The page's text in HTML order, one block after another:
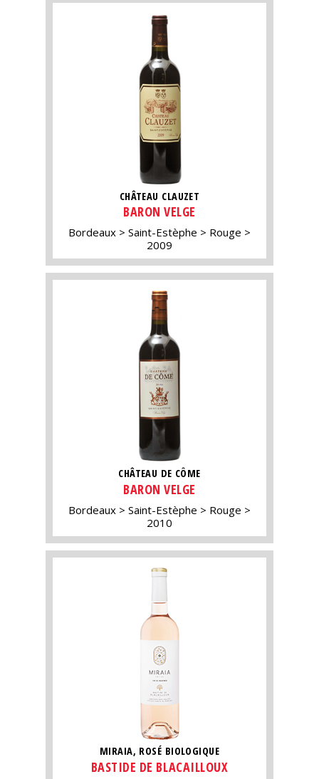
CHÂTEAU CLAUZET
BARON VELGE
Bordeaux Saint-Estèphe
Rouge
2009
CHÂTEAU DE CÔME
BARON VELGE
Bordeaux Saint-Estèphe
Rouge
2010
MIRAIA, ROSÉ BIOLOGIQUE
BASTIDE DE BLACAILLOUX